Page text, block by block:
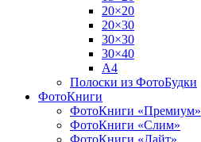
20×20
20×30
30×30
30×40
A4
Полоски из ФотоБудки
ФотоКниги
ФотоКниги «Премиум»
ФотоКниги «Слим»